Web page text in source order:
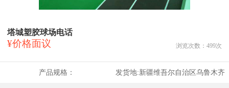
塔城塑胶球场电话
¥价格面议 浏览次数： 499次
产品规格： 发货地:新疆维吾尔自治区乌鲁木齐